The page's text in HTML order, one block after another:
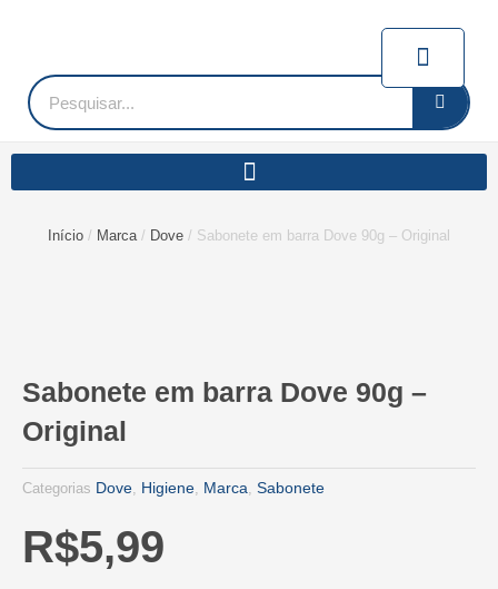
conteúdoPesquisar
Início / Marca/ Dove / Sabonete em barra Dove 90g – Original
Sabonete em barra Dove 90g –
Original
Categorias Dove, Higiene, Marca, Sabonete
R$5,99